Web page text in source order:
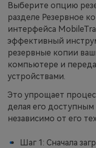
Выберите опцию
разделе Резервное
интерфейса
эффективный
резервные копии
компьютере и
устройствами.
Это упрощает
делая его доступным
независимо от его
Шаг 1: Сначала